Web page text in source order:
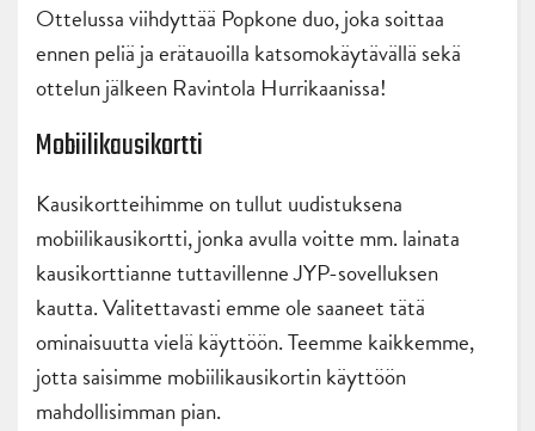
Ottelussa viihdyttää Popkone duo, joka soittaa
ennen peliä ja erätauoilla katsomokäytävällä sekä
ottelun jälkeen Ravintola Hurrikaanissa!
Mobiilikausikortti
Kausikortteihimme on tullut uudistuksena
mobiilikausikortti, jonka avulla voitte mm. lainata
kausikorttianne tuttavillenne JYP-sovelluksen
kautta. Valitettavasti emme ole saaneet tätä
ominaisuutta vielä käyttöön. Teemme kaikkemme,
jotta saisimme mobiilikausikortin käyttöön
mahdollisimman pian.